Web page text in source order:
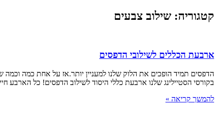
קטגוריה: שילוב צבעים
ארבעת הכללים לשילובי הדפסים
הדפסים תמיד הופכים את הלוק שלנו למעניין יותר.אז על אחת כמה
בקורסי הסטיילינג שלנו ארבעת כללי היסוד לשילוב הדפסים! כל הארבע
להמשך קריאה »